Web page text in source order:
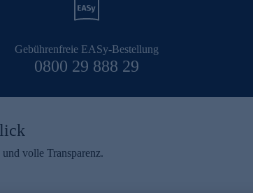
Gebührenfreie EASy-Bestellung
0800 29 888 29
volle Transparenz.